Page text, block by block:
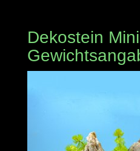
Dekostein